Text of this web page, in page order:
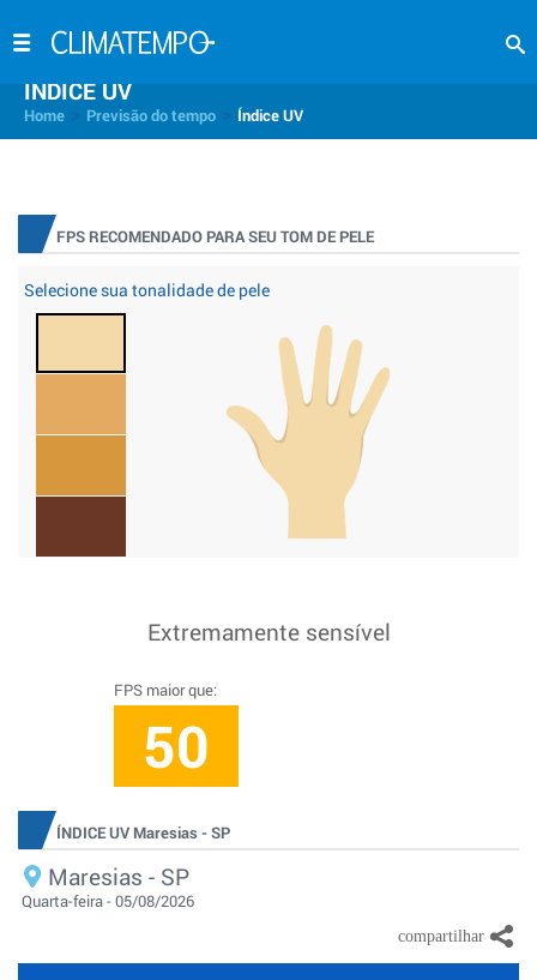
INDICE UV
Home Previsão do tempo Índice UV
FPS RECOMENDADO PARA SEU TOM DE PELE
Selecione sua tonalidade de pele
Extremamente sensível
FPS maior que:
50
ÍNDICE UV Maresias - SP
Maresias - SP
Quarta-feira - 05/08/2026